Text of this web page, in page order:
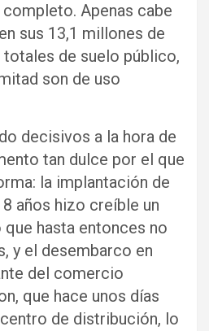
Apenas cabe
sus 13,1 millones de
de suelo público,
son de uso
decisivos a la hora de
tan dulce por el que
la implantación de
años hizo creíble un
hasta entonces no
y el desembarco en
del comercio
que hace unos días
de distribución, lo